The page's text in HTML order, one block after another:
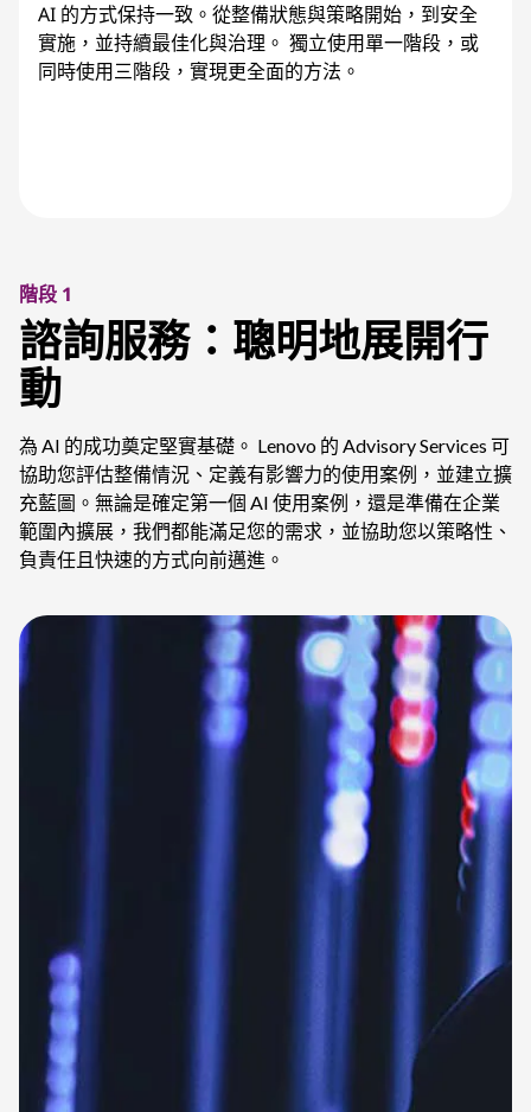
AI 的方式保持一致。從整備狀態與策略開始，到安全
實施，並持續最佳化與治理。 獨立使用單一階段，或
同時使用三階段，實現更全面的方法。
階段 1
諮詢服務：聰明地展開行
動
為 AI 的成功奠定堅實基礎。 Lenovo 的 Advisory Services 可
協助您評估整備情況、定義有影響力的使用案例，並建立擴
充藍圖。無論是確定第一個 AI 使用案例，還是準備在企業
範圍內擴展，我們都能滿足您的需求，並協助您以策略性、
負責任且快速的方式向前邁進。